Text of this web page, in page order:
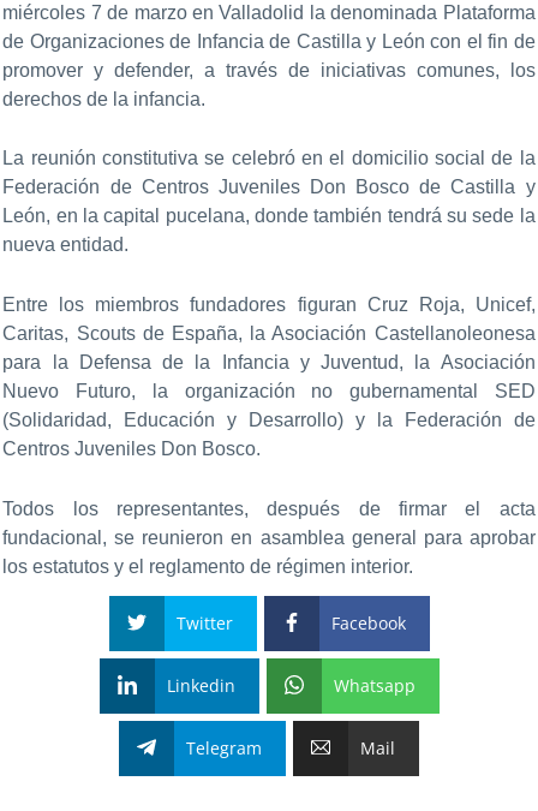
miércoles 7 de marzo en Valladolid la denominada Plataforma
de Organizaciones de Infancia de Castilla y León con el fin de
promover y defender, a través de iniciativas comunes, los
derechos de la infancia.
La reunión constitutiva se celebró en el domicilio social de la
Federación de Centros Juveniles Don Bosco de Castilla y
León, en la capital pucelana, donde también tendrá su sede la
nueva entidad.
Entre los miembros fundadores figuran Cruz Roja, Unicef,
Caritas, Scouts de España, la Asociación Castellanoleonesa
para la Defensa de la Infancia y Juventud, la Asociación
Nuevo Futuro, la organización no gubernamental SED
(Solidaridad, Educación y Desarrollo) y la Federación de
Centros Juveniles Don Bosco.
Todos los representantes, después de firmar el acta
fundacional, se reunieron en asamblea general para aprobar
los estatutos y el reglamento de régimen interior.
Twitter Facebook
Linkedin Whatsapp
Telegram Mail